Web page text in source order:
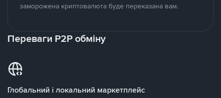
заморожена криптовалюта буде переказана вам.
Переваги P2P обміну
Глобальний і локальний маркетплейс